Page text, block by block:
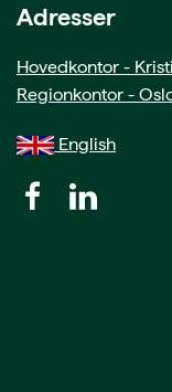
Adresser
Hovedkontor -
Regionkontor -
English